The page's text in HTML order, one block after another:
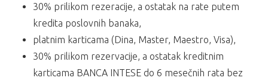
30% prilikom rezeracije, a ostatak na rate putem
kredita poslovnih banaka,
platnim karticama (Dina, Master, Maestro, Visa),
30% prilikom rezervacije, a ostatak kreditnim
karticama BANCA INTESE do 6 mesečnih rata bez